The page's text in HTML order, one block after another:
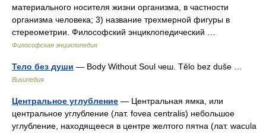
материального носителя жизни организма, в частности
организма человека; 3) название трехмерной фигуры в
стереометрии. Философский энциклопедический …
Философская энциклопедия
Тело без души — Body Without Soul чеш. Tělo bez duše …
Википедия
Центральное углубление — Центральная ямка, или
центральное углубление (лат. fovea centralis) небольшое
углубление, находящееся в центре желтого пятна (лат. wacula